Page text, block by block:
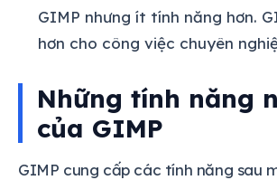
GIMP nhưng ít tính năng hơn.
hơn cho công việc chuyên
Những tính năng
của GIMP
GIMP cung cấp các tính năng sau